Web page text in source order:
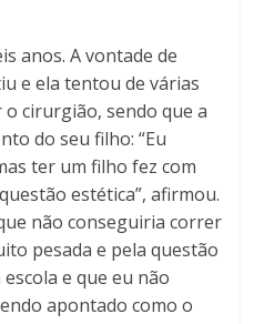
anos. A vontade de
e ela tentou de várias
cirurgião, sendo que a
do seu filho: “Eu
ter um filho fez com
estética”, afirmou.
não conseguiria correr
pesada e pela questão
e que eu não
apontado como o